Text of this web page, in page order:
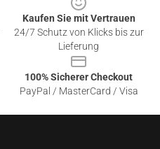
Kaufen Sie mit Vertrauen
24/7 Schutz von Klicks bis zur
Lieferung
100% Sicherer Checkout
PayPal / MasterCard / Visa